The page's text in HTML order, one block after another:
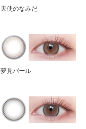
天使のなみだ
夢見パール